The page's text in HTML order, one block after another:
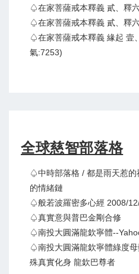
♤在家菩薩戒本釋義 貳、釋
♤在家菩薩戒本釋義 貳、釋
♤在家菩薩戒本釋義 緣起 壹
氣:7253)
全球慈智部落格
♤中時部落格 / 都是雨天惹
的情緒鏈
♤般若波羅密多心經 2008/
♤真實意與普巴金剛合修
♤南投大圓滿龍欽寧體--
♤南投大圓滿龍欽寧體綠度
殊真實化身 龍欽巴尊者